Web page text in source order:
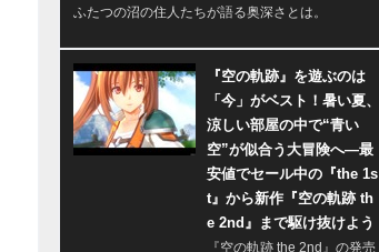
ふたつの沼の住人たちが語る奥深さとは。
『空の軌跡』を遊ぶのは
「今」がベスト！暑い夏、
涼しい部屋の中で“青い
空”が似合う大冒険へ―最
安値でセール中の『the 1s
t』から新作『空の軌跡 th
e 2nd』まで駆け抜けよう
『空の軌跡 the 2nd』の発売